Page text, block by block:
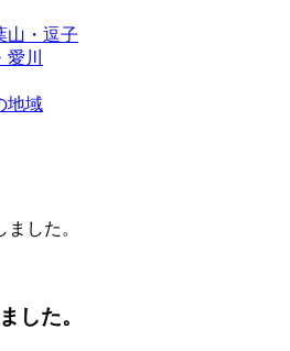
山・逗子
川
地域
した。
した。